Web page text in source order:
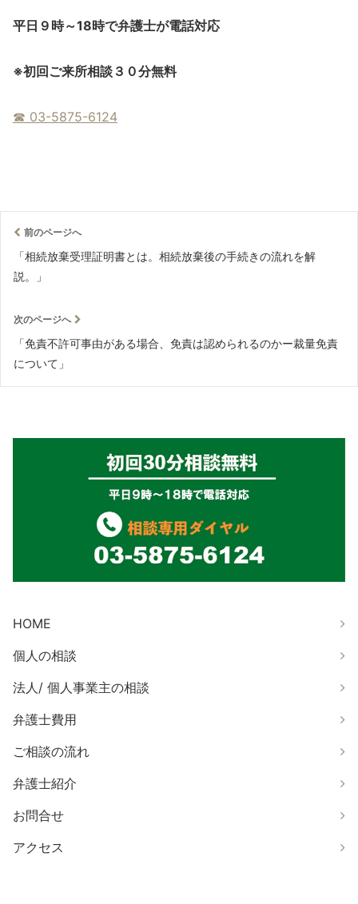
平日９時～18時で弁護士が電話対応
※初回ご来所相談３０分無料
☎︎ 03-5875-6124
前のページへ
「相続放棄受理証明書とは。相続放棄後の手続きの流れを解
説。」
次のページへ
「免責不許可事由がある場合、免責は認められるのかー裁量免責
について」
HOME
個人の相談
法人/ 個人事業主の相談
弁護士費用
ご相談の流れ
弁護士紹介
お問合せ
アクセス